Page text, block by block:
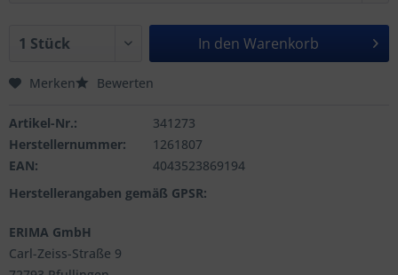
In den Warenkorb
Merken Bewerten
Artikel-Nr.:
341273
Herstellernummer:
1261807
EAN:
4043523869194
Herstellerangaben gemäß GPSR:
ERIMA GmbH
Carl-Zeiss-Straße 9